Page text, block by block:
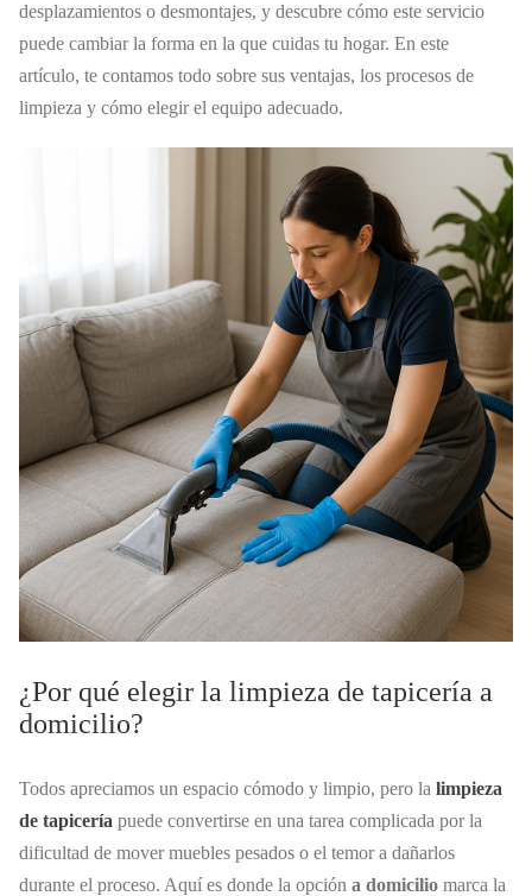
desplazamientos o desmontajes, y descubre cómo este servicio
puede cambiar la forma en la que cuidas tu hogar. En este
artículo, te contamos todo sobre sus ventajas, los procesos de
limpieza y cómo elegir el equipo adecuado.
¿Por qué elegir la limpieza de tapicería a
domicilio?
Todos apreciamos un espacio cómodo y limpio, pero la limpieza
de tapicería puede convertirse en una tarea complicada por la
dificultad de mover muebles pesados o el temor a dañarlos
durante el proceso. Aquí es donde la opción a domicilio marca la